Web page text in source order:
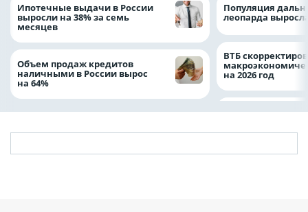
Ипотечные выдачи в России
выросли на 38% за семь
месяцев
Объем продаж кредитов
наличными в России вырос
на 64%
Популяция
леопарда
ВТБ
на 2026 год